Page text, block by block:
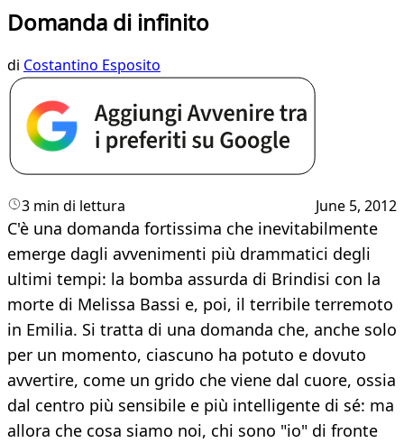
Domanda di infinito
di Costantino Esposito
3 min di lettura June 5, 2012
C'è una domanda fortissima che inevitabilmente
emerge dagli avvenimenti più drammatici degli
ultimi tempi: la bomba assurda di Brindisi con la
morte di Melissa Bassi e, poi, il terribile terremoto
in Emilia. Si tratta di una domanda che, anche solo
per un momento, ciascuno ha potuto e dovuto
avvertire, come un grido che viene dal cuore, ossia
dal centro più sensibile e più intelligente di sé: ma
allora che cosa siamo noi, chi sono "io" di fronte